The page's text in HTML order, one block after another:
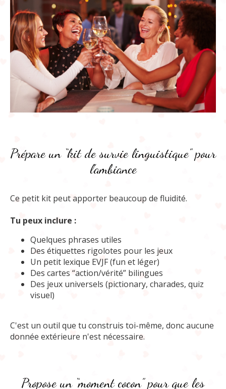
Prépare un “kit de survie linguistique” pour
l’ambiance
Ce petit kit peut apporter beaucoup de fluidité.
Tu peux inclure :
Quelques phrases utiles
Des étiquettes rigolotes pour les jeux
Un petit lexique EVJF (fun et léger)
Des cartes “action/vérité” bilingues
Des jeux universels (pictionary, charades, quiz
visuel)
C'est un outil que tu construis toi-même, donc aucune
donnée extérieure n'est nécessaire.
Propose un “moment cocon” pour que les